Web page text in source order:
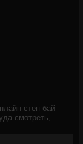
степ бай
смотреть,